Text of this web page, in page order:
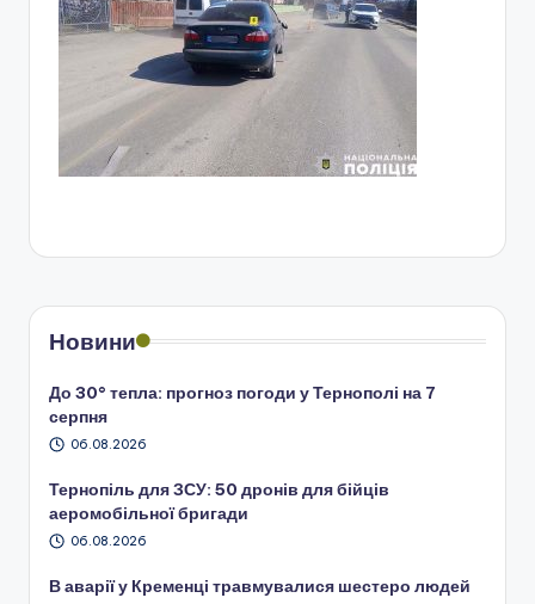
Новини
До 30° тепла: прогноз погоди у Тернополі на 7
серпня
06.08.2026
Тернопіль для ЗСУ: 50 дронів для бійців
аеромобільної бригади
06.08.2026
В аварії у Кременці травмувалися шестеро людей